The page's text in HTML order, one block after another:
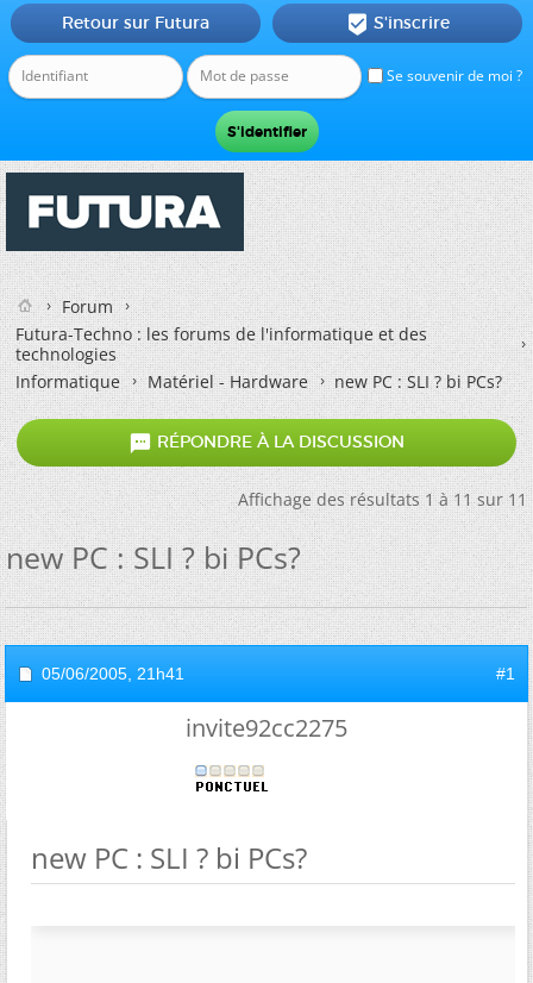
Se souvenir de moi ?
Retour sur Futura  S'inscrire
Forum
Futura-Techno : les forums de l'informatique et des
technologies
Informatique
Matériel - Hardware new PC : SLI ? bi PCs?
 RÉPONDRE À LA DISCUSSION
Affichage des résultats 1 à 11 sur 11
new PC : SLI ? bi PCs?
05/06/2005, 21h41 #1
invite92cc2275
new PC : SLI ? bi PCs?